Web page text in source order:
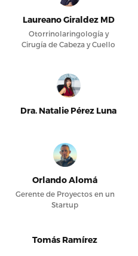
Laureano Giraldez MD
Otorrinolaringología y
Cirugía de Cabeza y Cuello
Dra. Natalie Pérez Luna
Orlando Alomá
Gerente de Proyectos en un
Startup
Tomás Ramírez